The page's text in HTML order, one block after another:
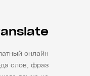
онлайн
слов, фраз